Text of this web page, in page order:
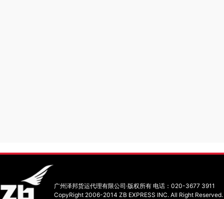
广州泽邦货运代理有限公司·版权所有 电话：020-3677 3911
CopyRight 2006-2014 ZB EXPRESS INC. All Right Reserved.